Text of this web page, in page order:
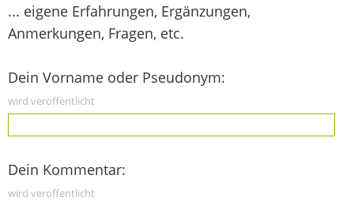
... eigene Erfahrungen, Ergänzungen,
Anmerkungen, Fragen, etc.
Dein Vorname oder Pseudonym:
wird veröffentlicht
Dein Kommentar:
wird veröffentlicht